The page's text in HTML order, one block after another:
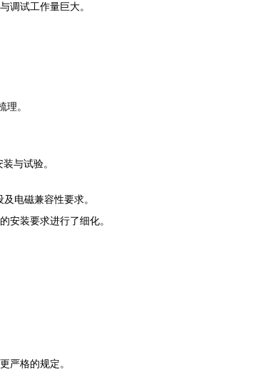
调试工作量巨大。
。
与试验。
电磁兼容性要求。
安装要求进行了细化。
严格的规定。